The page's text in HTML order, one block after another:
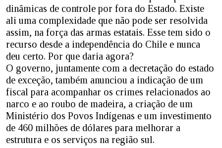
dinâmicas de controle por fora do Estado. Existe
ali uma complexidade que não pode ser resolvida
assim, na força das armas estatais. Esse tem sido o
recurso desde a independência do Chile e nunca
deu certo. Por que daria agora?
O governo, juntamente com a decretação do estado
de exceção, também anunciou a indicação de um
fiscal para acompanhar os crimes relacionados ao
narco e ao roubo de madeira, a criação de um
Ministério dos Povos Indígenas e um investimento
de 460 milhões de dólares para melhorar a
estrutura e os serviços na região sul.